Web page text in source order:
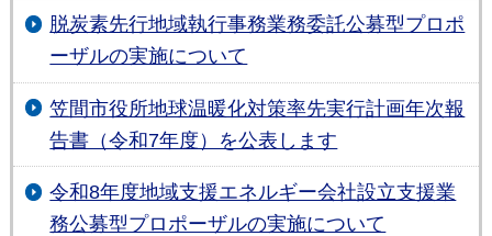
脱炭素先行地域執行事務業務委託公募型プロポ
ーザルの実施について
笠間市役所地球温暖化対策率先実行計画年次報
告書（令和7年度）を公表します
令和8年度地域支援エネルギー会社設立支援業
務公募型プロポーザルの実施について